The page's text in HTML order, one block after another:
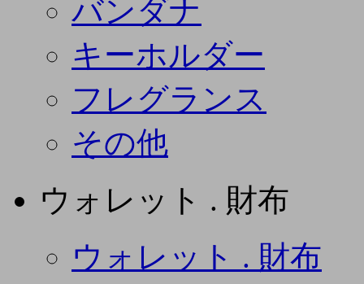
バンダナ
キーホルダー
フレグランス
その他
ウォレット . 財布
ウォレット . 財布